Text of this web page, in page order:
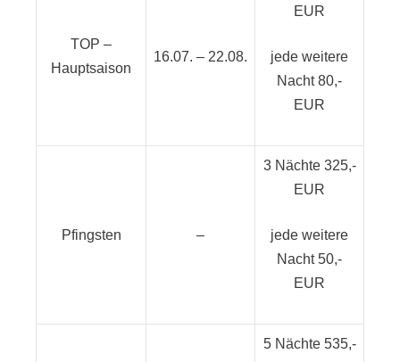
TOP –
Hauptsaison
16.07. – 22.08.
EUR
jede weitere
Nacht 80,-
EUR
Pfingsten –
3 Nächte 325,-
EUR
jede weitere
Nacht 50,-
EUR
5 Nächte 535,-